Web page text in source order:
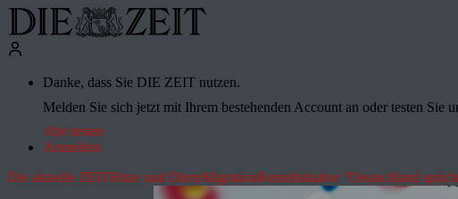
Danke, dass Sie DIE ZEIT nutzen.
Melden Sie sich jetzt mit Ihrem bestehenden Account an oder testen
Abo testen
Anmelden
Die aktuelle ZEITHitze und DürreMigrationRenteInitiative "Deutschland